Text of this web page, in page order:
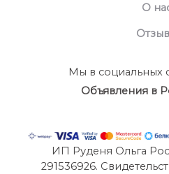
О
Мы в социальных
Объявления в
ИП Руденя Ольга
291536926.